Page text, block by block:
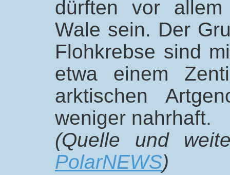
dürften vor
Wale sein. Der
Flohkrebse sind
etwa einem
arktischen
weniger nahrhaft.
(Quelle und
PolarNEWS)